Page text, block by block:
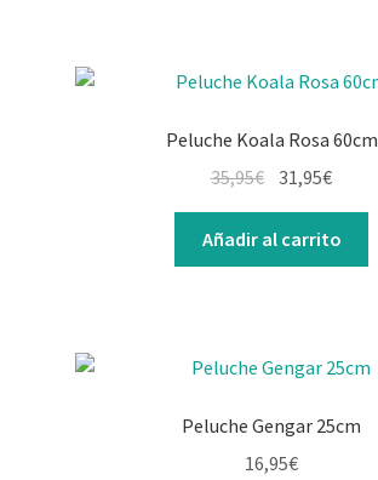
Peluche Koala Rosa 60cm
35,95€ El
original
era:
31,95€El
actual
es:
Añadir al carrito
Peluche Gengar 25cm
16,95€